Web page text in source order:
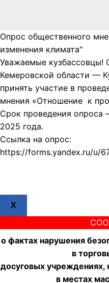
Опрос общественного
изменения климата"
Уважаемые кузбассовцы!
Кемеровской области —
принять участие в
мнения «Отношение к
Срок проведения опроса
2025 года.
Ссылка на опрос:
https://forms.yandex.ru/u/
X
о фактах нарушения
в
досуговых учреждениях,
в местах